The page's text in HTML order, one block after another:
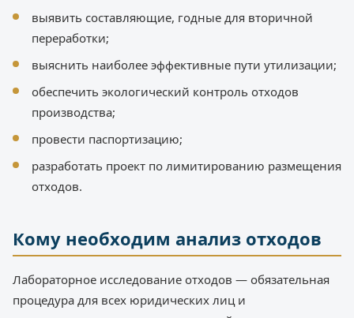
выявить составляющие, годные для вторичной
переработки;
выяснить наиболее эффективные пути утилизации;
обеспечить экологический контроль отходов
производства;
провести паспортизацию;
разработать проект по лимитированию размещения
отходов.
Кому необходим анализ отходов
Лабораторное исследование отходов — обязательная
процедура для всех юридических лиц и